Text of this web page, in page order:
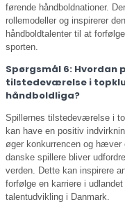
førende håndboldnationer.
rollemodeller og inspirerer
håndboldtalenter til at
sporten.
Spørgsmål 6: Hvordan
tilstedeværelse i
håndboldliga?
Spillernes tilstedeværelse i
kan have en positiv
øger konkurrencen og
danske spillere bliver
verden. Dette kan inspirere
forfølge en karriere i
talentudvikling i Danmark.